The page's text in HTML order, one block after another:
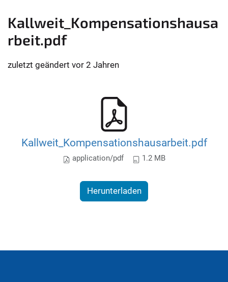
Kallweit_Kompensationshausa
rbeit.pdf
zuletzt geändert vor 2 Jahren
Kallweit_Kompensationshausarbeit.pdf
application/pdf 1.2 MB
Herunterladen